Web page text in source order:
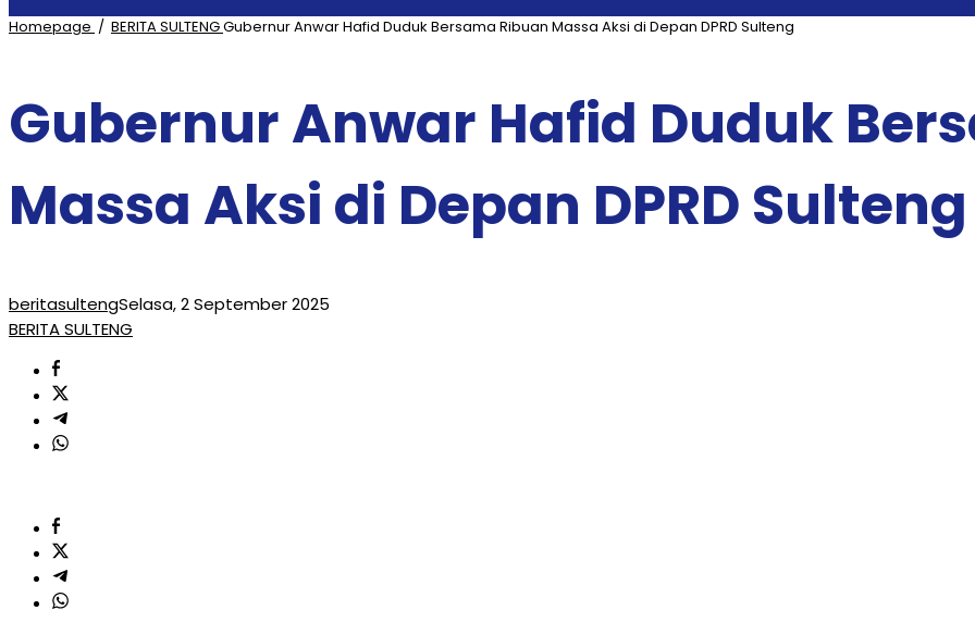
Homepage / BERITA SULTENGGubernur Anwar Hafid Duduk Bersama Ribuan Massa Aksi di Depan DPRD Sulteng
Gubernur Anwar Hafid Duduk
Massa Aksi di Depan DPRD Sulteng
beritasultengSelasa, 2 September 2025
BERITA SULTENG